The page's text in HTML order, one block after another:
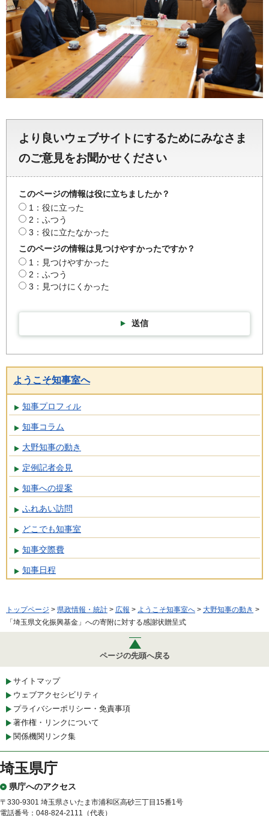
より良いウェブサイトにするためにみなさま
のご意見をお聞かせください
このページの情報は役に立ちましたか？
1：役に立った
2：ふつう
3：役に立たなかった
このページの情報は見つけやすかったですか？
1：見つけやすかった
2：ふつう
3：見つけにくかった
送信
ようこそ知事室へ
知事プロフィル
知事コラム
大野知事の動き
定例記者会見
知事への提案
ふれあい訪問
どこでも知事室
知事交際費
知事日程
トップページ > 県政情報・統計 > 広報 > ようこそ知事室へ > 大野知事の動き >
「埼玉県文化振興基金」への寄附に対する感謝状贈呈式
ページの先頭へ戻る
サイトマップ
ウェブアクセシビリティ
プライバシーポリシー・免責事項
著作権・リンクについて
関係機関リンク集
埼玉県庁
県庁へのアクセス
〒330-9301 埼玉県さいたま市浦和区高砂三丁目15番1号
電話番号：048-824-2111（代表）